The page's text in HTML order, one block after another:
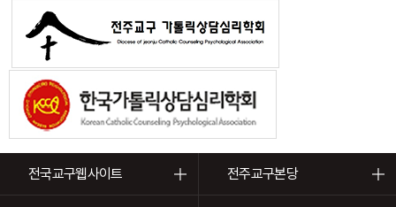
전국교구웹사이트 전주교구본당